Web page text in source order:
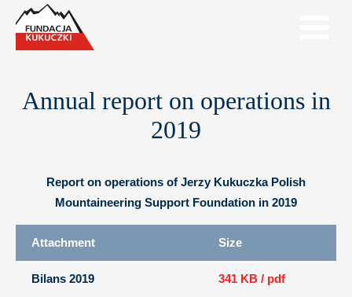
Annual report on operations in
2019
Report on operations of Jerzy Kukuczka Polish
Mountaineering Support Foundation in 2019
Attachment Size
Bilans 2019 341 KB / pdf